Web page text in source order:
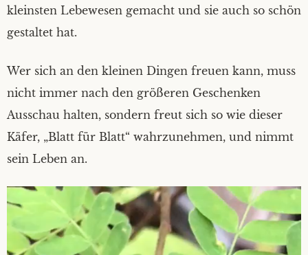
kleinsten Lebewesen gemacht und sie auch so schön
gestaltet hat.
Wer sich an den kleinen Dingen freuen kann, muss
nicht immer nach den größeren Geschenken
Ausschau halten, sondern freut sich so wie dieser
Käfer, „Blatt für Blatt“ wahrzunehmen, und nimmt
sein Leben an.